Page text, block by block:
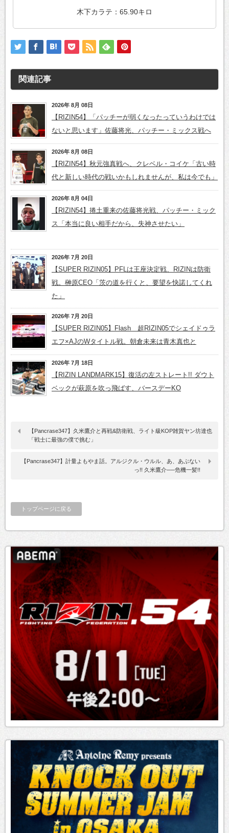
木下カラテ：65.90キロ
関連記事
2026年 8月 08日
【RIZIN54】「パッチーが弱くなったっていうわけでは
ないと思います」佐藤将光、パッチー・ミックス戦へ
2026年 8月 08日
【RIZIN54】秋元強真戦へ、クレベル・コイケ「古い時
代と新しい時代の戦いかもしれませんが、私は今でも」
2026年 8月 04日
【RIZIN54】捲土重来の佐藤将光戦、パッチー・ミック
ス「本当に良い相手だから、失神させたい」
2026年 7月 20日
【SUPER RIZIN05】PFLは王座決定戦、RIZINは防衛
戦。榊原CEO「茨の道を行くと、要望を快諾してくれ
た」
2026年 7月 20日
【SUPER RIZIN05】Flash 超RIZIN05でシェイドゥラ
エフ×AJのWタイトル戦。朝倉未来は青木真也と
2026年 7月 18日
【RIZIN LANDMARK15】復活の左ストレート!! ダウト
ベックが萩原を吹っ飛ばす、バースデーKO
【Pancrase347】久米鷹介と再戦&防衛戦、ライト級KOP雑賀ヤン坊達也
「戦士に最強の僕で挑む」
【Pancrase347】計量よもやま話。アルジクル・ウルル、あ、あぶない
っ!! 久米鷹介──危機一髪!!
トップページに戻る